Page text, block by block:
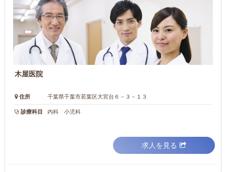
木屋医院
住所 千葉県千葉市若葉区大宮台６－３－１３
診療科目 内科 小児科
求人を見る